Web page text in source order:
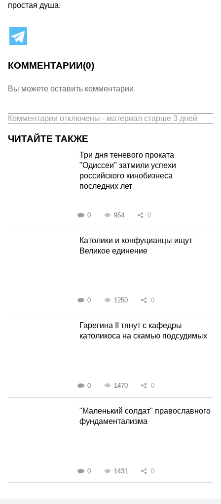
простая душа.
КОММЕНТАРИИ(0)
Вы можете оставить комментарии.
Комментарии отключены - материал старше 3 дней
ЧИТАЙТЕ ТАКЖЕ
Три дня теневого проката
"Одиссеи" затмили успехи
российского кинобизнеса
последних лет
0 954 0
Католики и конфуцианцы ищут
Великое единение
0 1250 0
Гарегина II тянут с кафедры
католикоса на скамью подсудимых
0 1470 0
"Маленький солдат" православного
фундаментализма
0 1431 0